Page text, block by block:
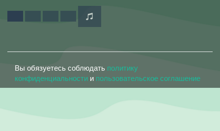
Вы обязуетесь соблюдать политику
конфиденциальности и пользовательское соглашение